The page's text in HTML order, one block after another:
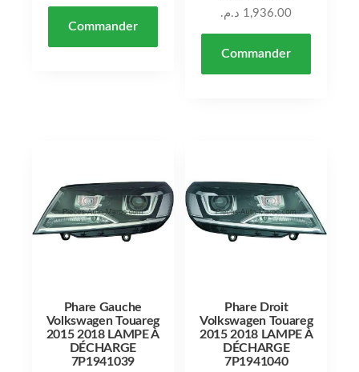
Commander
1,936.00 د.م.
Commander
Phare Gauche
Volkswagen Touareg
2015 2018 LAMPE À
DÉCHARGE
7P1941039
Phare Droit
Volkswagen Touareg
2015 2018 LAMPE À
DÉCHARGE
7P1941040